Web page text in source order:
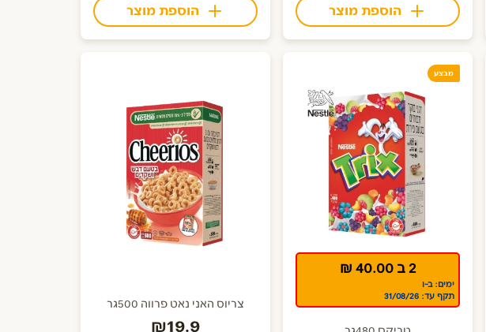
הוספת מוצר הוספת מוצר
מבצע
2 ב 40.00 ₪
ימים: ב-ו
תקף עד: 31/08/26
צריוס האני נאט פרווה 500גר
₪19.9